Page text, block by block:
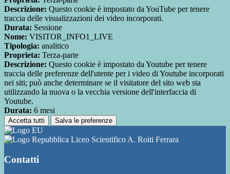
Descrizione: Questo cookie è impostato da YouTube per tenere
traccia delle visualizzazioni dei video incorporati.
Durata: Sessione
Nome: VISITOR_INFO1_LIVE
Tipologia: analitico
Proprieta: Terza-parte
Descrizione: Questo cookie è impostato da Youtube per tenere
traccia delle preferenze dell'utente per i video di Youtube incorporati
nei siti; può anche determinare se il visitatore del sito web sta
utilizzando la nuova o la vecchia versione dell'interfaccia di
Youtube.
Durata: 6 mesi
Accetta tutti Salva le preferenze
Liceo Scientifico A. Roiti Ferrara
Contatti